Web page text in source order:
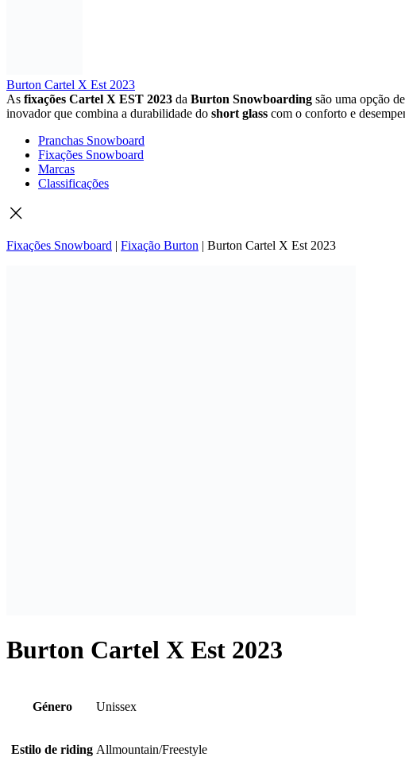
Burton Cartel X Est 2023
As fixações Cartel X EST 2023 da Burton Snowboarding são uma opção
inovador que combina a durabilidade do short glass com o conforto e
Pranchas Snowboard
Fixações Snowboard
Marcas
Classificações
Fixações Snowboard | Fixação Burton | Burton Cartel X Est 2023
Burton Cartel X Est 2023
Género Unissex
Estilo de riding Allmountain/Freestyle